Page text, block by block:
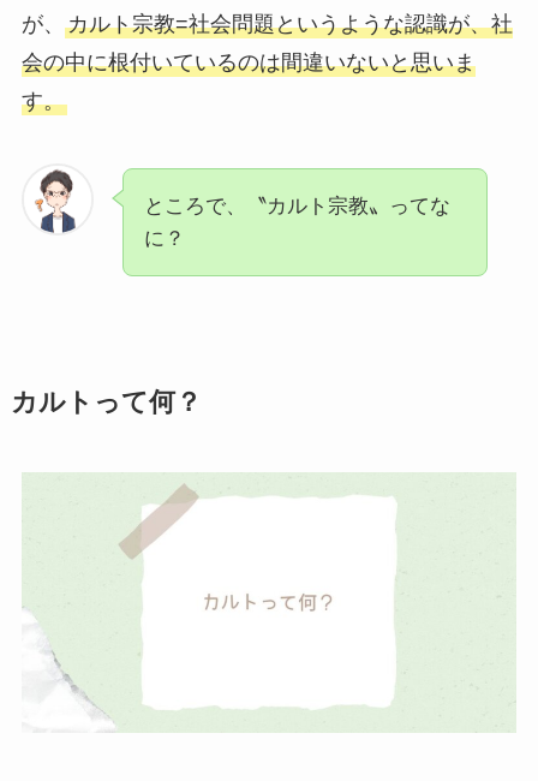
が、 カルト宗教=社会問題というような認識が、社
会の中に根付いているのは間違いないと思いま
す。
ところで、〝カルト宗教〟ってな
に？
カルトって何？